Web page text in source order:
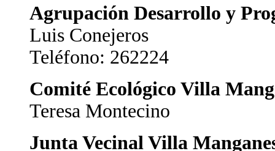
Agrupación Desarrollo y
Luis Conejeros
Teléfono: 262224
Comité Ecológico Villa
Teresa Montecino
Junta Vecinal Villa